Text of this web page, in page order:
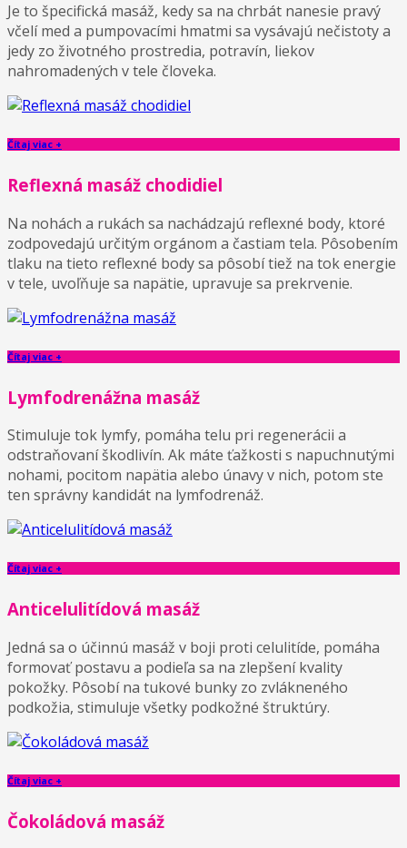
Je to špecifická masáž, kedy sa na chrbát nanesie pravý
včelí med a pumpovacími hmatmi sa vysávajú nečistoty a
jedy zo životného prostredia, potravín, liekov
nahromadených v tele človeka.
Čítaj viac +
Reflexná masáž chodidiel
Na nohách a rukách sa nachádzajú reflexné body, ktoré
zodpovedajú určitým orgánom a častiam tela. Pôsobením
tlaku na tieto reflexné body sa pôsobí tiež na tok energie
v tele, uvoľňuje sa napätie, upravuje sa prekrvenie.
Čítaj viac +
Lymfodrenážna masáž
Stimuluje tok lymfy, pomáha telu pri regenerácii a
odstraňovaní škodlivín. Ak máte ťažkosti s napuchnutými
nohami, pocitom napätia alebo únavy v nich, potom ste
ten správny kandidát na lymfodrenáž.
Čítaj viac +
Anticelulitídová masáž
Jedná sa o účinnú masáž v boji proti celulitíde, pomáha
formovať postavu a podieľa sa na zlepšení kvality
pokožky. Pôsobí na tukové bunky zo zvlákneného
podkožia, stimuluje všetky podkožné štruktúry.
Čítaj viac +
Čokoládová masáž